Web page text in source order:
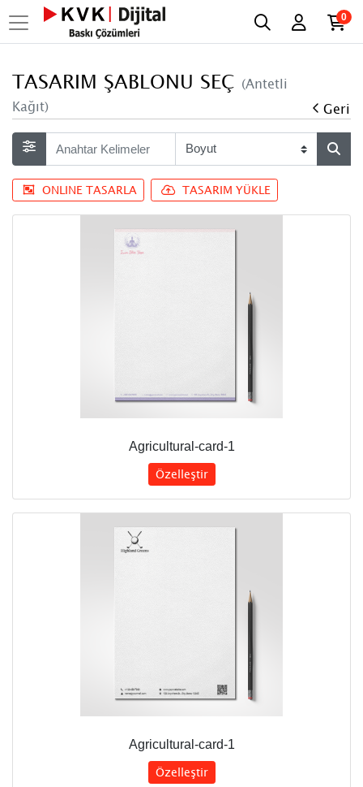
0
TASARIM ŞABLONU SEÇ (Antetli
Kağıt)
Geri
ONLINE TASARLA TASARIM YÜKLE
Agricultural-card-1
Özelleştir
Agricultural-card-1
Özelleştir